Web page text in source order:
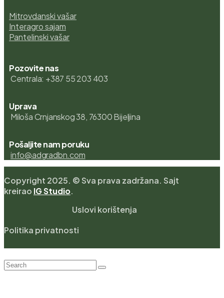
Mitrovdanski vašar
Interagro sajam
Pantelinski vašar
Pozovite nas
Centrala: +387 55 203 403
Uprava
Miloša Crnjanskog 38, 76300 Bijeljina
Pošaljite nam poruku
info@adgradbn.com
Copyright 2025. © Sva prava zadržana. Sajt
kreirao IG Studio.
Uslovi korištenja
Politika privatnosti